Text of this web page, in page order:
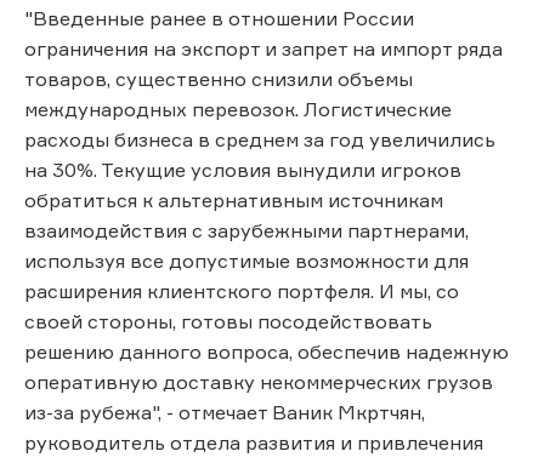
"Введенные ранее в отношении России
ограничения на экспорт и запрет на импорт ряда
товаров, существенно снизили объемы
международных перевозок. Логистические
расходы бизнеса в среднем за год увеличились
на 30%. Текущие условия вынудили игроков
обратиться к альтернативным источникам
взаимодействия с зарубежными партнерами,
используя все допустимые возможности для
расширения клиентского портфеля. И мы, со
своей стороны, готовы посодействовать
решению данного вопроса, обеспечив надежную
оперативную доставку некоммерческих грузов
из-за рубежа", - отмечает Ваник Мкртчян,
руководитель отдела развития и привлечения